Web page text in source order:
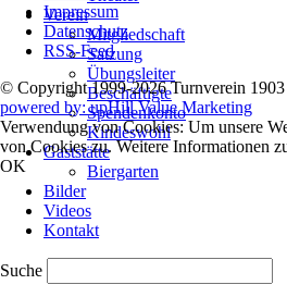
Verein
Mitgliedschaft
Satzung
Übungsleiter
Beschäftigte
Spendenkonto
Kindeswohl
Gaststätte
Biergarten
Bilder
Videos
Kontakt
Suche
Impressum
Datenschutz
RSS-Feed
© Copyright 1999-2026 Turnverein 1903
powered by: upHill Value Marketing
Verwendung von Cookies: Um unsere
von Cookies zu. Weitere Informationen
OK